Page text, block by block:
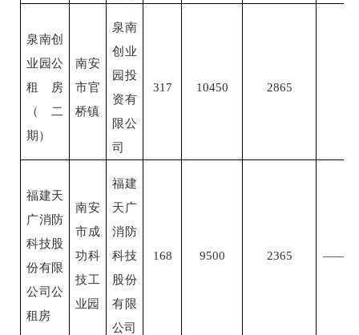
泉南创
业园公
租房
（二
期）
南安
市官
桥镇
泉南
创业
园投
资有
限公
司
317 10450 2865
福建天
广消防
科技股
份有限
公司公
租房
南安
市成
功科
技工
业园
福建
天广
消防
科技
股份
有限
公司
168 9500 2365 ——